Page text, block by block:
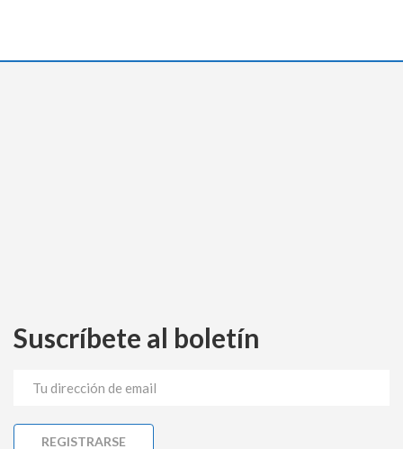
Suscríbete al boletín